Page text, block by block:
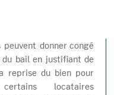
peuvent donner congé
du bail en justifiant de
reprise du bien pour
locataires